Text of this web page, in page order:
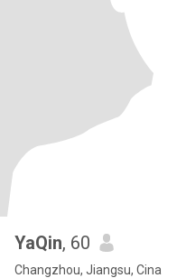
YaQin, 60
Changzhou, Jiangsu, Cina